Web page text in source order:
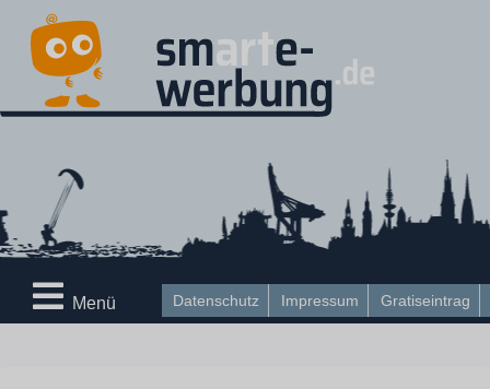
Datenschutz Impressum Gratiseintrag
Menü